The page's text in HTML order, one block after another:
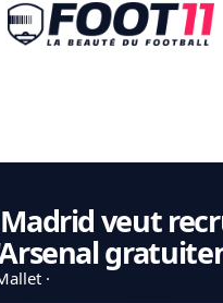
NOUS
Madrid veut